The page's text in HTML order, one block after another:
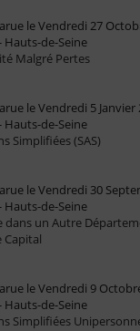
le Vendredi 27
de-Seine
Malgré Pertes
le Vendredi 5 Janvier
de-Seine
Simplifiées (SAS)
le Vendredi 30
de-Seine
dans un Autre
le Vendredi 9
de-Seine
Simplifiées